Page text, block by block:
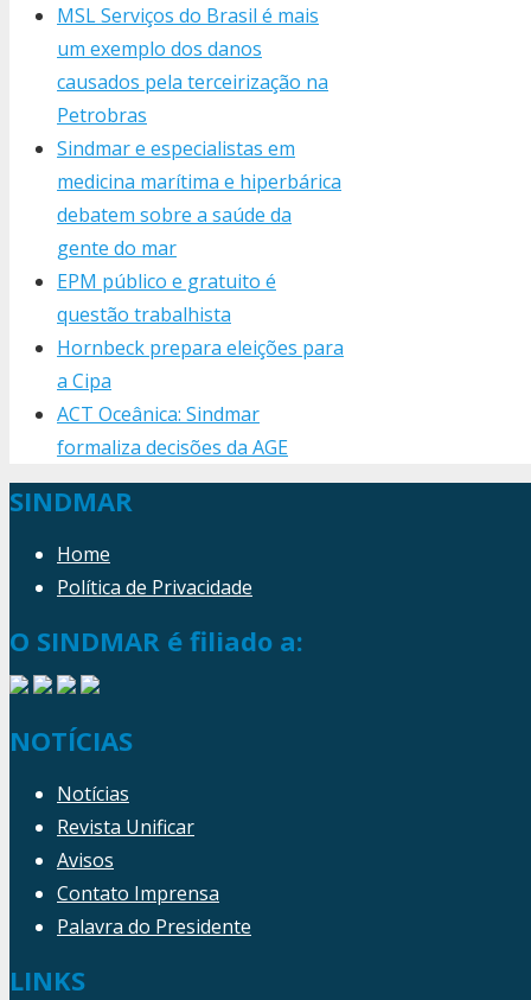
MSL Serviços do Brasil é mais
um exemplo dos danos
causados pela terceirização na
Petrobras
Sindmar e especialistas em
medicina marítima e hiperbárica
debatem sobre a saúde da
gente do mar
EPM público e gratuito é
questão trabalhista
Hornbeck prepara eleições para
a Cipa
ACT Oceânica: Sindmar
formaliza decisões da AGE
SINDMAR
Home
Política de Privacidade
O SINDMAR é filiado a:
NOTÍCIAS
Notícias
Revista Unificar
Avisos
Contato Imprensa
Palavra do Presidente
LINKS